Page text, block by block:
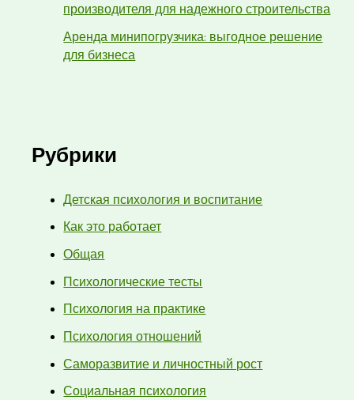
производителя для надежного строительства
Аренда минипогрузчика: выгодное решение
для бизнеса
Рубрики
Детская психология и воспитание
Как это работает
Общая
Психологические тесты
Психология на практике
Психология отношений
Саморазвитие и личностный рост
Социальная психология